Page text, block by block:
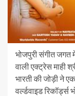
भोजपुरी संगीत जगत
वाली एक्ट्रेस माही
भारती की जोड़ी ने
वर्ल्डवाइड